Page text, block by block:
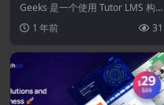
33–在线学习市场WordPress
主题
Geeks 是一个使用 Tutor LMS 构
1 年前 31